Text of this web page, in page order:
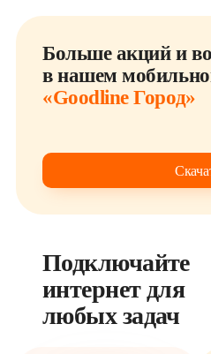
Больше акций и
в нашем
«Goodline Город»
Подключайте
интернет для
любых задач